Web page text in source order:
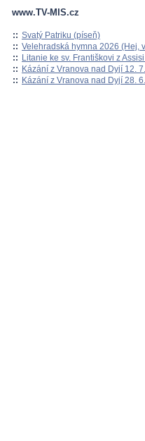
www.TV-MIS.cz
:: Svatý Patriku (píseň)
:: Velehradská hymna 2026 (Hej,
:: Litanie ke sv. Františkovi z
:: Kázání z Vranova nad Dyjí 12.
:: Kázání z Vranova nad Dyjí 28.